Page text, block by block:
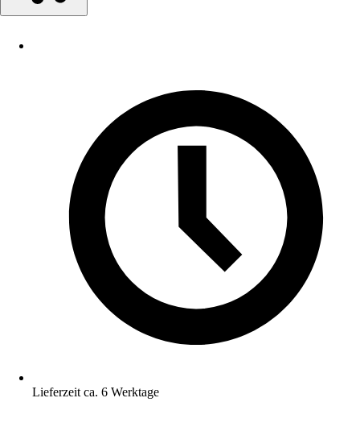
Lieferzeit ca. 6 Werktage